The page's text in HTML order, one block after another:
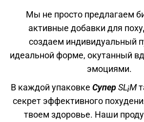
Мы не просто предлагаем
активные добавки для
создаем индивидуальный
идеальной форме, окутанный
эмоциями.
В каждой упаковке СуперSL¡M
секрет эффективного
твоем здоровье. Наши